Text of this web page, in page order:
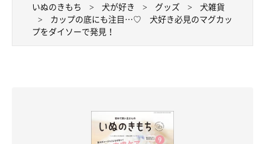
いぬのきもち 犬が好き グッズ
犬雑貨
カップの底にも注目…♡ 犬好き必見のマグカッ
プをダイソーで発見！